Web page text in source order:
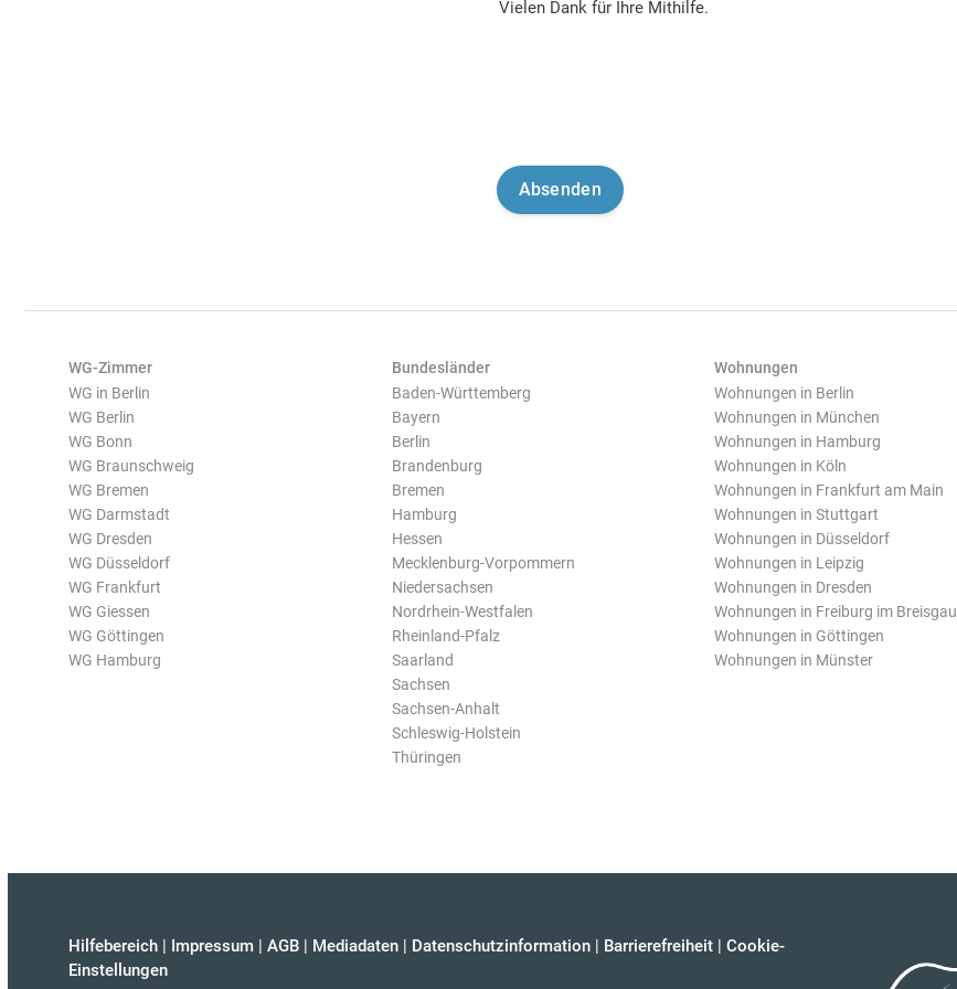
Vielen Dank für Ihre Mithilfe.
WG-Zimmer
WG in Berlin
WG Berlin
WG Bonn
WG Braunschweig
WG Bremen
WG Darmstadt
WG Dresden
WG Düsseldorf
WG Frankfurt
WG Giessen
WG Göttingen
WG Hamburg
Bundesländer
Baden-Württemberg
Bayern
Berlin
Brandenburg
Bremen
Hamburg
Hessen
Mecklenburg-Vorpommern
Niedersachsen
Nordrhein-Westfalen
Rheinland-Pfalz
Saarland
Sachsen
Sachsen-Anhalt
Schleswig-Holstein
Thüringen
Wohnungen
Wohnungen in Berlin
Wohnungen in München
Wohnungen in Hamburg
Wohnungen in Köln
Wohnungen in Frankfurt am Main
Wohnungen in Stuttgart
Wohnungen in Düsseldorf
Wohnungen in Leipzig
Wohnungen in Dresden
Wohnungen in Freiburg im Breisgau
Wohnungen in Göttingen
Wohnungen in Münster
Hilfebereich | Impressum | AGB | Mediadaten | Datenschutzinformation | Barrierefreiheit | Cookie-
Einstellungen